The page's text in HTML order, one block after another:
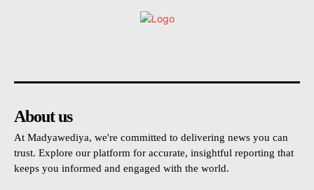
About us
At Madyawediya, we're committed to delivering news you can
trust. Explore our platform for accurate, insightful reporting that
keeps you informed and engaged with the world.